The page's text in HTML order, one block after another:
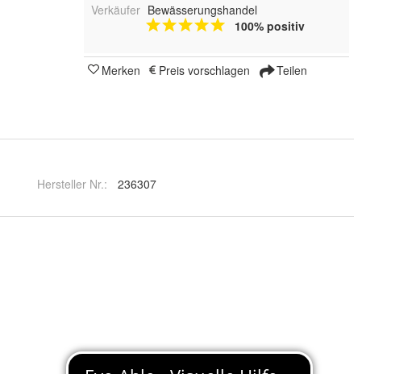
Verkäufer Bewässerungshandel
100% positiv
Merken Preis vorschlagen Teilen
Hersteller Nr.: 236307